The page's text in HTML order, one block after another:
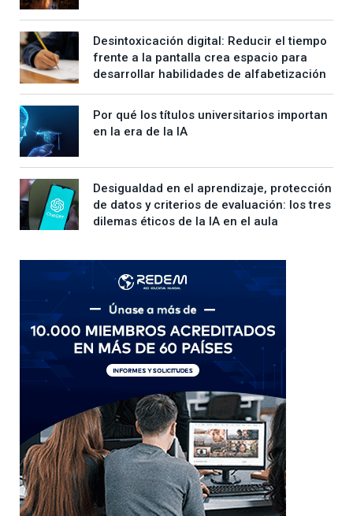
Desintoxicación digital: Reducir el tiempo
frente a la pantalla crea espacio para
desarrollar habilidades de alfabetización
Por qué los títulos universitarios importan
en la era de la IA
Desigualdad en el aprendizaje, protección
de datos y criterios de evaluación: los tres
dilemas éticos de la IA en el aula